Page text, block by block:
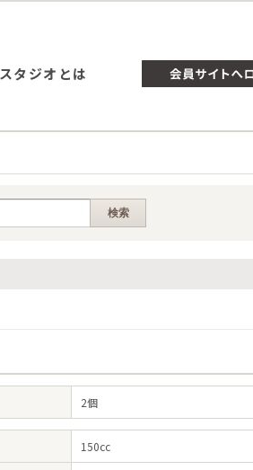
タジオとは
2個
150cc